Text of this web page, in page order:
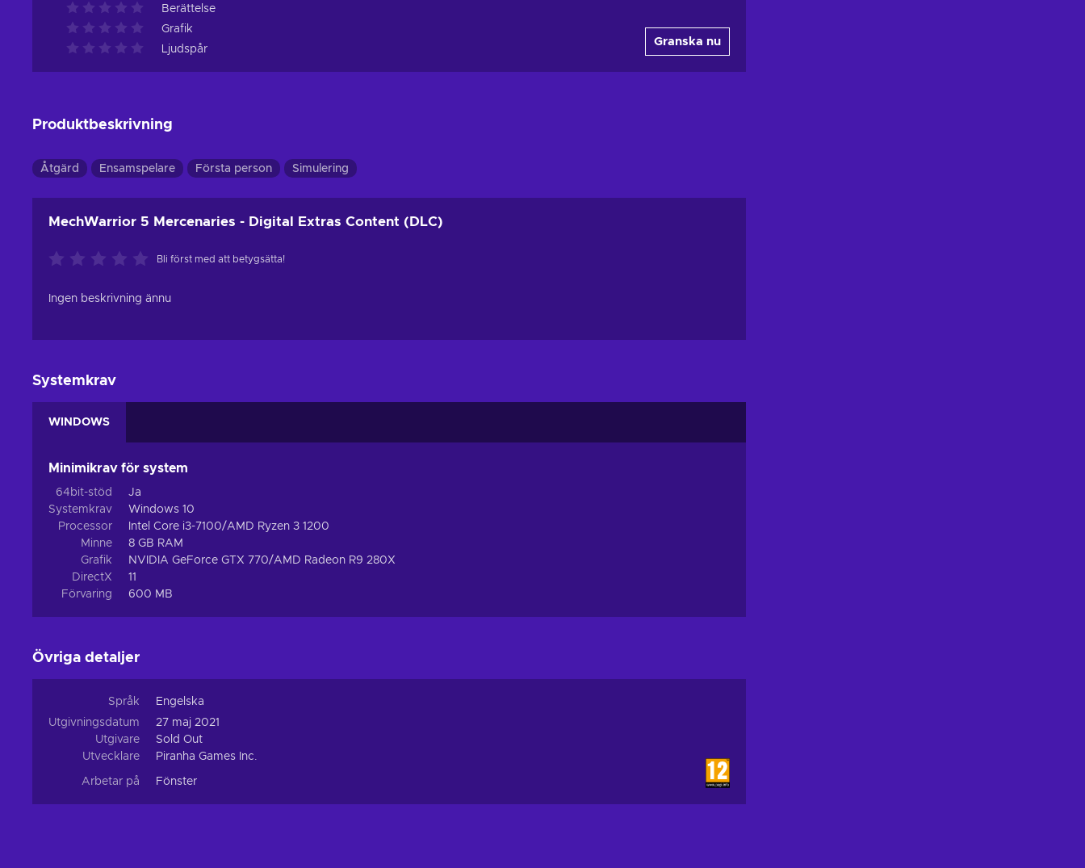
Berättelse
Grafik
Ljudspår
Granska nu
Produktbeskrivning
Åtgärd Ensamspelare Första person Simulering
MechWarrior 5 Mercenaries - Digital Extras Content (DLC)
Bli först med att betygsätta!
Ingen beskrivning ännu
Systemkrav
WINDOWS
Minimikrav för system
64bit-stöd
Ja
Systemkrav
Windows 10
Processor
Intel Core i3-7100/AMD Ryzen 3 1200
Minne
8 GB RAM
Grafik
NVIDIA GeForce GTX 770/AMD Radeon R9 280X
DirectX
11
Förvaring
600 MB
Övriga detaljer
Språk
Engelska
Utgivningsdatum
27 maj 2021
Utgivare
Sold Out
Utvecklare
Piranha Games Inc.
Arbetar på Fönster